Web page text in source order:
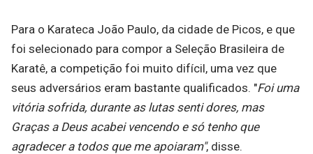
Para o Karateca João Paulo, da cidade de Picos, e que
foi selecionado para compor a Seleção Brasileira de
Karatê, a competição foi muito difícil, uma vez que
seus adversários eram bastante qualificados. "Foi uma
vitória sofrida, durante as lutas senti dores, mas
Graças a Deus acabei vencendo e só tenho que
agradecer a todos que me apoiaram", disse.